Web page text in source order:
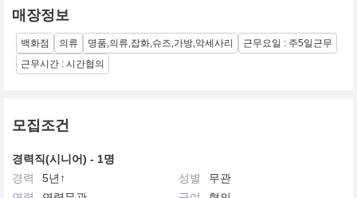
리 명품 브랜드입니다.
로로피아나는 진정한 고품질을 구현하는 기업의 가치에 맞게, 고객
의 라이프 스타일을 반영하여 고급스러움, 절제된 표현, 유행을 타지
않는 의류, 가죽제품, 악세서리 등 다양한 제품 군을 선보이고 있습
니다.
롯데에비뉴엘점, 압구정갤러리아점, 압구정갤러리아 남성, 신세계
센텀시티점, 현대대구점, 현대목동점, 신세계강남점 여성, 신세계강
울렛, 갤러리아 광교점)
매장정보
백화점 의류 명품,의류,잡화,슈즈,가방,악세사리
근무요일 : 주5일근무
근무시간 : 시간협의
모집조건
경력직(시니어) - 1명
경력
5년↑ 성별
무관